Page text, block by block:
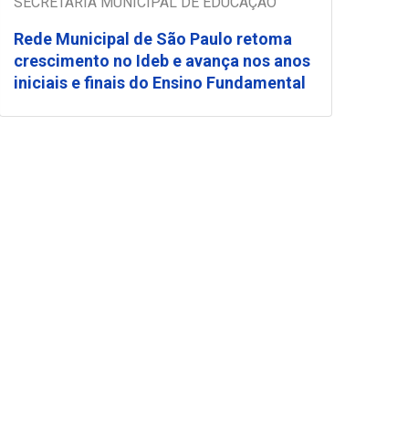
Rede Municipal de São Paulo retoma
crescimento no Ideb e avança nos anos
iniciais e finais do Ensino Fundamental